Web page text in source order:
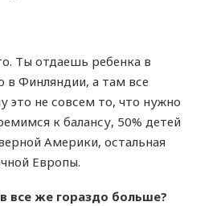
Ты отдаешь ребенка в
Финляндии, а там все
это не совсем то, что нужно
к балансу, 50% детей
Америки, остальная
Европы.
все же гораздо больше?